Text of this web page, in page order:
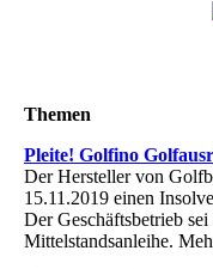
Themen
Pleite! Golfino
Der Hersteller von
15.11.2019 einen
Der Geschäftsbetrieb
Mittelstandsanleihe.